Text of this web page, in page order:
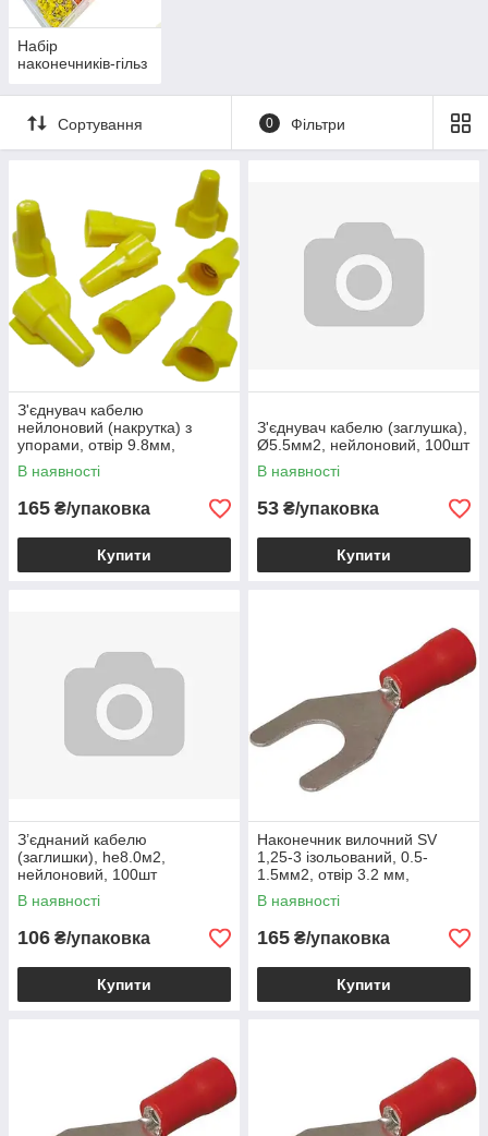
Набір
наконечників-гільз
Сортування 0 Фільтри
З'єднувач кабелю
нейлоновий (накрутка) з
упорами, отвір 9.8мм,
жовтий, уп-50шт
В наявності
165 ₴/упаковка
Купити
З'єднувач кабелю (заглушка),
Ø5.5мм2, нейлоновий, 100шт
В наявності
53 ₴/упаковка
Купити
З’єднаний кабелю
(заглишки), he8.0м2,
нейлоновий, 100шт
В наявності
106 ₴/упаковка
Купити
Наконечник вилочний SV
1,25-3 ізольований, 0.5-
1.5мм2, отвір 3.2 мм,
червоний, 100шт
В наявності
165 ₴/упаковка
Купити